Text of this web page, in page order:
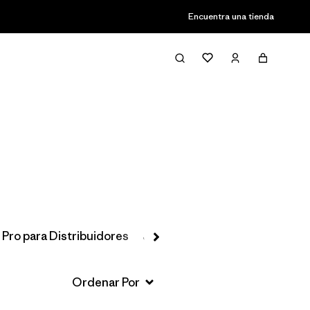
Encuentra una tienda
Filter & Sort
para Distribuidores Jackets & Vests